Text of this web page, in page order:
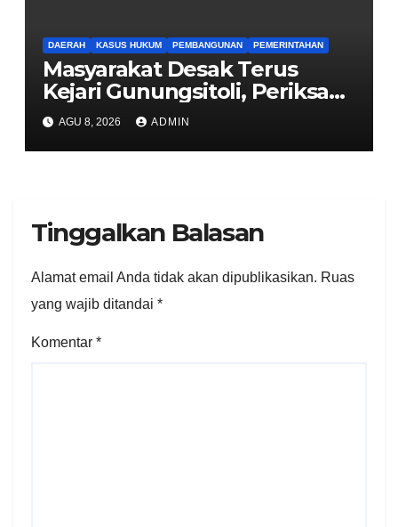
DAERAH KASUS HUKUM PEMBANGUNAN PEMERINTAHAN
Masyarakat Desak Terus
Kejari Gunungsitoli, Periksa
dan Usut Tuntas Dugaan
Korupsi Proyek Jalan
Sirombu-Afulu (MYC) Senilai
AGU 8, 2026 ADMIN
Tinggalkan Balasan
Alamat email Anda tidak akan dipublikasikan. Ruas
yang wajib ditandai *
Komentar *